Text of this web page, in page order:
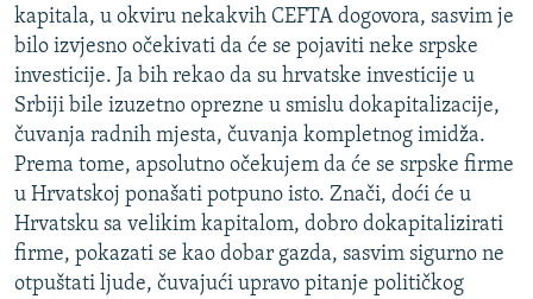
kapitala, u okviru nekakvih CEFTA dogovora, sasvim je
bilo izvjesno očekivati da će se pojaviti neke srpske
investicije. Ja bih rekao da su hrvatske investicije u
Srbiji bile izuzetno oprezne u smislu dokapitalizacije,
čuvanja radnih mjesta, čuvanja kompletnog imidža.
Prema tome, apsolutno očekujem da će se srpske firme
u Hrvatskoj ponašati potpuno isto. Znači, doći će u
Hrvatsku sa velikim kapitalom, dobro dokapitalizirati
firme, pokazati se kao dobar gazda, sasvim sigurno ne
otpuštati ljude, čuvajući upravo pitanje političkog